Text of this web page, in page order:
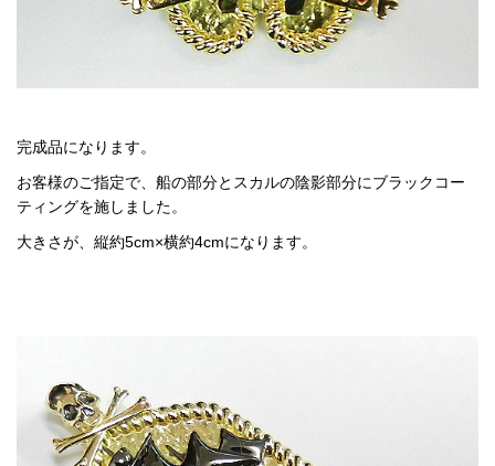
完成品になります。
お客様のご指定で、船の部分とスカルの陰影部分にブラックコー
ティングを施しました。
大きさが、縦約5cm×横約4cmになります。